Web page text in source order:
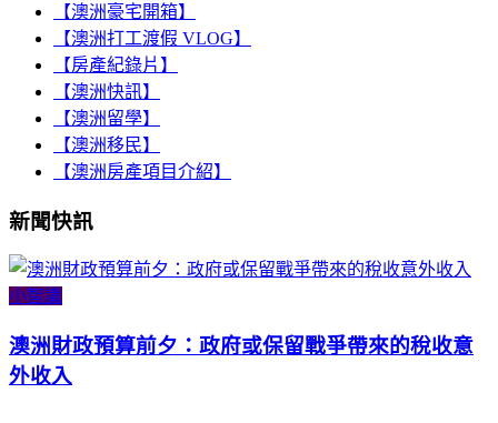
【澳洲豪宅開箱】
【澳洲打工渡假 VLOG】
【房產紀錄片】
【澳洲快訊】
【澳洲留學】
【澳洲移民】
【澳洲房產項目介紹】
新聞快訊
小智識
澳洲財政預算前夕：政府或保留戰爭帶來的稅收意
外收入